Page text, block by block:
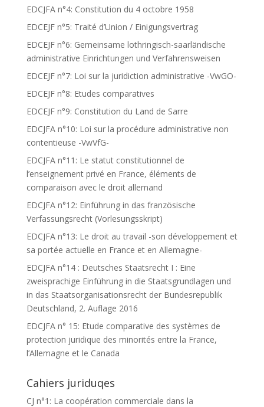
EDCJFA n°4: Constitution du 4 octobre 1958
EDCEJF n°5: Traité d’Union / Einigungsvertrag
EDCEJF n°6: Gemeinsame lothringisch-saarländische
administrative Einrichtungen und Verfahrensweisen
EDCEJF n°7: Loi sur la juridiction administrative -VwGO-
EDCEJF n°8: Etudes comparatives
EDCEJF n°9: Constitution du Land de Sarre
EDCJFA n°10: Loi sur la procédure administrative non
contentieuse -VwVfG-
EDCJFA n°11: Le statut constitutionnel de
l’enseignement privé en France, éléments de
comparaison avec le droit allemand
EDCJFA n°12: Einführung in das französische
Verfassungsrecht (Vorlesungsskript)
EDCJFA n°13: Le droit au travail -son développement et
sa portée actuelle en France et en Allemagne-
EDCJFA n°14 : Deutsches Staatsrecht I : Eine
zweisprachige Einführung in die Staatsgrundlagen und
in das Staatsorganisationsrecht der Bundesrepublik
Deutschland, 2. Auflage 2016
EDCJFA n° 15: Etude comparative des systèmes de
protection juridique des minorités entre la France,
l’Allemagne et le Canada
Cahiers juriduqes
CJ n°1: La coopération commerciale dans la